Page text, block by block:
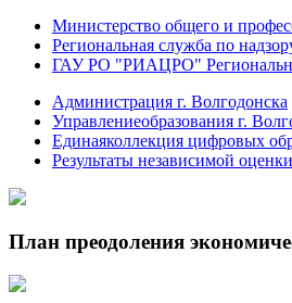
Министерство общего и
Региональная служба по
ГАУ РО "РИАЦРО"
Администрация г. Волгодонска
Управлениеобразования г.
Единаяколлекция цифровых
Результаты независимой
План преодоления